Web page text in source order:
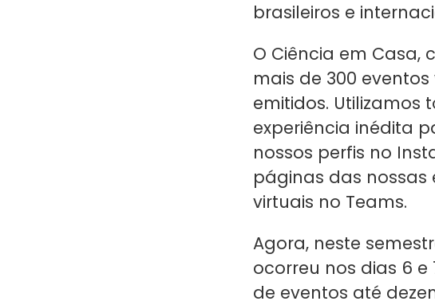
brasileiros e
O Ciência em Casa,
mais de 300
emitidos. Utilizamos
experiência inédita
nossos perfis no
páginas das nossas
virtuais no Teams.
Agora, neste
ocorreu nos dias 6
de eventos até